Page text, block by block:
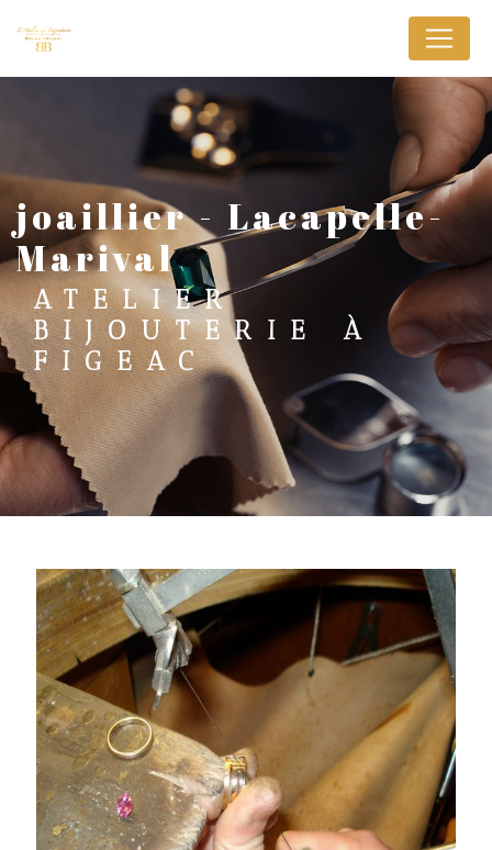
joaillier - Lacapelle-
Marival
ATELIER
BIJOUTERIE À
FIGEAC